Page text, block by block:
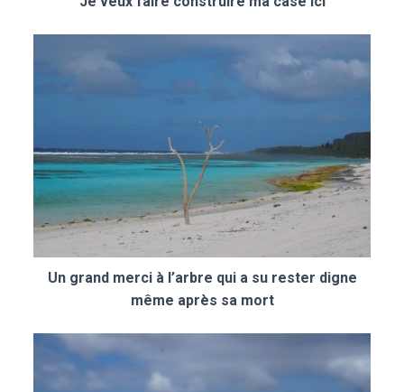
Un grand merci à l’arbre qui a su rester digne
même après sa mort